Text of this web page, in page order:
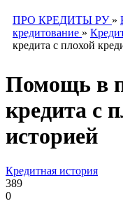
ПРО КРЕДИТЫ РУ »
кредитование »
кредита с плохой
Помощь в
кредита с
историей
Кредитная история
389
0